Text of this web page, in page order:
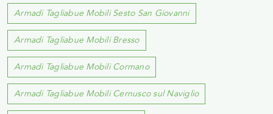
Armadi Tagliabue Mobili Sesto San Giovanni
Armadi Tagliabue Mobili Bresso
Armadi Tagliabue Mobili Cormano
Armadi Tagliabue Mobili Cernusco sul Naviglio